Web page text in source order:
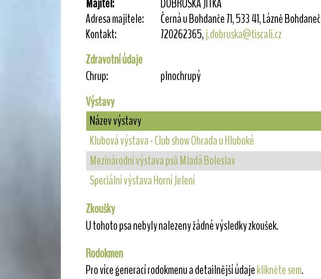
Adresa majitele:
Černá u Bohdanče 71, 533 41, Lázně Bohdaneč
Kontakt:
720262365,j.dobruska@tiscali.cz
Zdravotní údaje
Chrup:
plnochrupý
Výstavy
Název výstavy
Klubová výstava - Club show Ohrada u Hluboké
Mezinárodní výstava psů Mladá Boleslav
Speciální výstava Horní Jelení
Zkoušky
U tohoto psa nebyly nalezeny žádné výsledky zkoušek.
Rodokmen
Pro více generací rodokmenu a detailnější údajeklikněte sem.